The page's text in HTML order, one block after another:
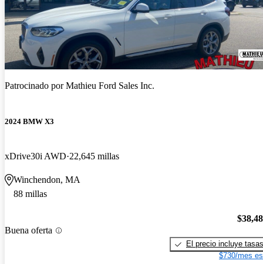
Patrocinado porMathieu Ford Sales Inc.
2024 BMW X3
xDrive30i AWD 22,645 millas
Winchendon, MA
88 millas
Buena oferta
El precio incluye tasas
$730/mes